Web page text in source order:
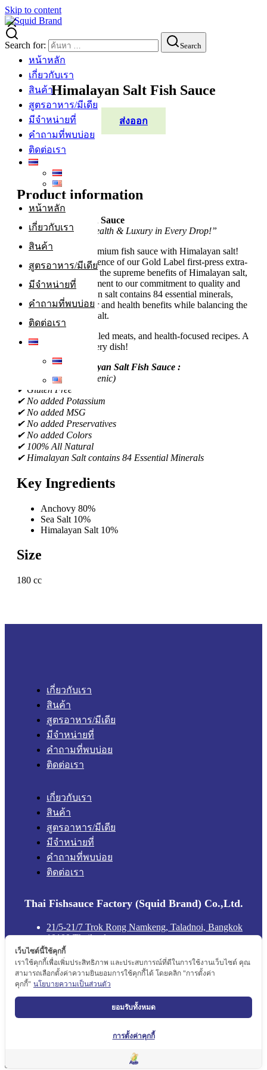
Skip to content
หน้าหลัก
เกี่ยวกับเรา
สินค้า
สูตรอาหาร/มีเดีย
มีจำหน่ายที่
คำถามที่พบบ่อย
ติดต่อเรา
หน้าหลัก
เกี่ยวกับเรา
สินค้า
สูตรอาหาร/มีเดีย
มีจำหน่ายที่
คำถามที่พบบ่อย
ติดต่อเรา
Search for: Search
Himalayan Salt Fish Sauce
ส่งออก
Product information
Himalayan Salt Fish Sauce
“A Pinch of Good Health & Luxury in Every Drop!”
The one and only premium fish sauce with Himalayan salt!
Combining the excellence of our Gold Label first-press extra-
virgin fish sauce with the supreme benefits of Himalayan salt,
this product is a testament to our commitment to quality and
innovation. Himalayan salt contains 84 essential minerals,
offering unique flavor and health benefits while balancing the
sharpness of regular salt.
Perfect for salads, grilled meats, and health-focused recipes. A
gourmet touch for every dish!
Why Choose Himalayan Salt Fish Sauce :
✔ Sugar Free (Ketogenic)
✔ Gluten Free
✔ No added Potassium
✔ No added MSG
✔ No added Preservatives
✔ No added Colors
✔ 100% All Natural
✔ Himalayan Salt contains 84 Essential Minerals
Key Ingredients
Anchovy 80%
Sea Salt 10%
Himalayan Salt 10%
Size
180 cc
เกี่ยวกับเรา
สินค้า
สูตรอาหาร/มีเดีย
มีจำหน่ายที่
คำถามที่พบบ่อย
ติดต่อเรา
เกี่ยวกับเรา
สินค้า
สูตรอาหาร/มีเดีย
มีจำหน่ายที่
คำถามที่พบบ่อย
ติดต่อเรา
Thai Fishsauce Factory (Squid Brand) Co.,Ltd.
21/5-21/7 Trok Rong Namkeng, Taladnoi, Bangkok
10100 Thailand
squidbrand_official
นโยบายความเป็นส่วนตัว
นโยบายความเป็นส่วนตัว
Copyright ©2022 Squidbrand. All rights reserved.
เว็บไซต์นี้ใช้คุกกี้
เราใช้คุกกี้เพื่อเพิ่มประสิทธิภาพ และประสบการณ์ที่ดีในการใช้งานเว็บไซต์ คุณ
สามารถเลือกตั้งค่าความยินยอมการใช้คุกกี้ได้ โดยคลิก "การตั้งค่า
คุกกี้" นโยบายความเป็นส่วนตัว
ยอมรับทั้งหมด
การตั้งค่าคุกกี้